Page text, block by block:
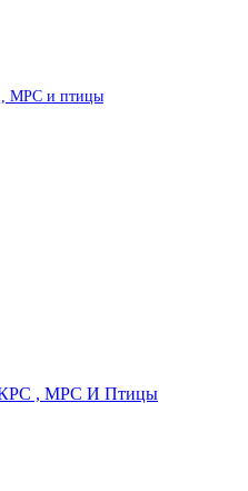
, МРС и птицы
КРС , МРС И Птицы